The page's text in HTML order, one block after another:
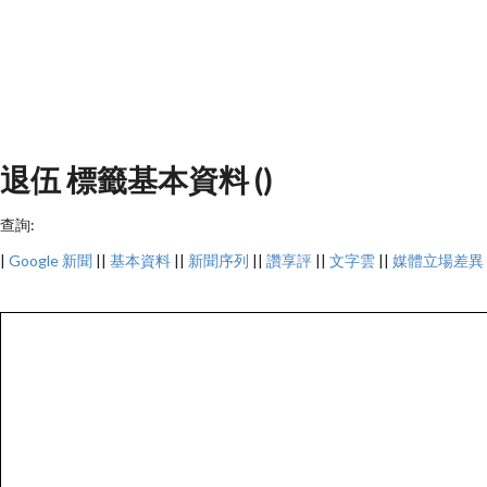
退伍 標籤基本資料 ()
查詢:
| Google 新聞 || 基本資料 || 新聞序列 || 讚享評 || 文字雲 || 媒體立場差異